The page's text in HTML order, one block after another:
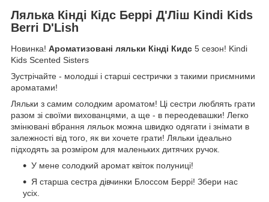
Лялька Кінді Кідс Беррі Д'Ліш Kindi Kids
Berri D'Lish
Новинка! Ароматизовані ляльки Кінді Кидс 5 сезон! Kindi
Kids Scented Sisters
Зустрічайте - молодші і старші сестрички з такими приємними
ароматами!
Ляльки з самим солодким ароматом! Ці сестри люблять грати
разом зі своїми вихованцями, а ще - в переодевашки! Легко
змінювані вбрання ляльок можна швидко одягати і знімати в
залежності від того, як ви хочете грати! Ляльки ідеально
підходять за розміром для маленьких дитячих ручок.
У мене солодкий аромат квіток полуниці!
Я старша сестра дівчинки Блоссом Беррі! Збери нас
усіх.